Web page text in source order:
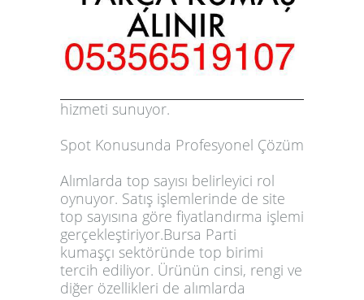
hizmeti sunuyor.
Spot Konusunda Profesyonel Çözüm
Alımlarda top sayısı belirleyici rol
oynuyor. Satış işlemlerinde de site
top sayısına göre fiyatlandırma işlemi
gerçekleştiriyor.Bursa Parti
kumaşçı sektöründe top birimi
tercih ediliyor. Ürünün cinsi, rengi ve
diğer özellikleri de alımlarda